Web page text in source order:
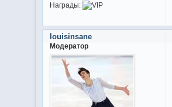
Награды:
louisinsane
Модератор